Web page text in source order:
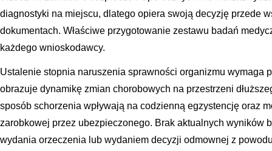
diagnostyki na miejscu, dlatego opiera swoją decyzję przede
dokumentach. Właściwe przygotowanie zestawu badań
każdego wnioskodawcy.
Ustalenie stopnia naruszenia sprawności organizmu wymaga
obrazuje dynamikę zmian chorobowych na przestrzeni
sposób schorzenia wpływają na codzienną egzystencję oraz
zarobkowej przez ubezpieczonego. Brak aktualnych wyników
wydania orzeczenia lub wydaniem decyzji odmownej z